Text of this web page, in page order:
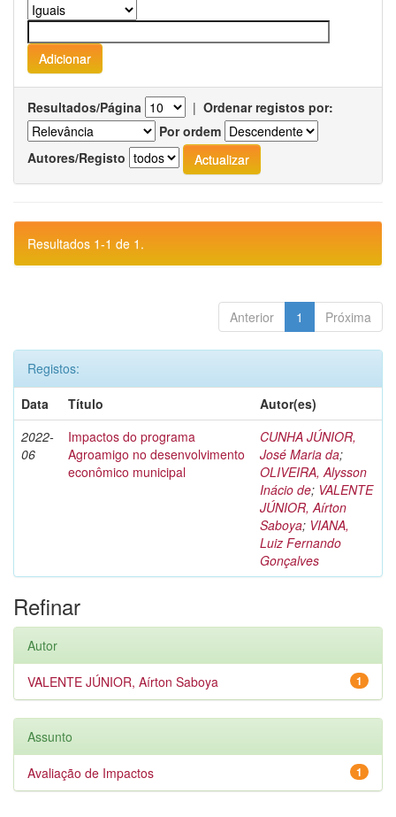
Resultados/Página | Ordenar registos por:
Por ordem
Autores/Registo
Resultados 1-1 de 1.
Anterior 1 Próxima
Registos:
Data
Título
Autor(es)
2022-
06
Impactos do programa
Agroamigo no desenvolvimento
econômico municipal
CUNHA JÚNIOR,
José Maria da;
OLIVEIRA, Alysson
Inácio de; VALENTE
JÚNIOR, Aírton
Saboya; VIANA,
Luiz Fernando
Gonçalves
Refinar
Autor
1
VALENTE JÚNIOR, Aírton Saboya
Assunto
1
Avaliação de Impactos